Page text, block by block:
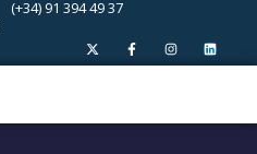
(+34) 91 394 49 37